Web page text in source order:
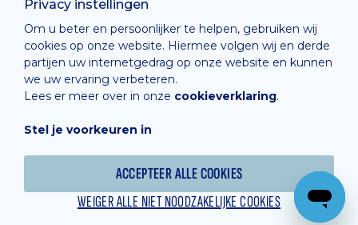
Privacy instellingen
Om u beter en persoonlijker te helpen, gebruiken wij
cookies op onze website. Hiermee volgen wij en derde
partijen uw internetgedrag op onze website en kunnen
we uw ervaring verbeteren.
Lees er meer over in onze cookieverklaring.
Stel je voorkeuren in
ACCEPTEER ALLE COOKIES
WEIGER ALLE NIET NOODZAKELIJKE COOKIES
Privacy Policy
Cashless
verkoopsvoorwaarden
Cookie Policy
Hosted by Combell
Powered online by